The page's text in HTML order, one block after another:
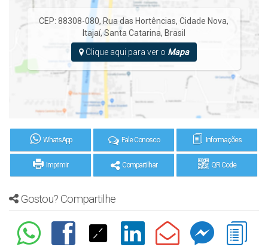
CEP: 88308-080, Rua das Hortências,Cidade Nova,
Itajaí,Santa Catarina, Brasil
Clique aqui para ver o Mapa
WhatsApp Fale Conosco Informações
Imprimir Compartilhar QR Code
Gostou? Compartilhe